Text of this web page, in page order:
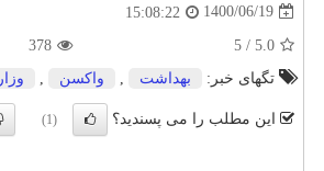
1400/06/19
15:08:22
5.0
/
5
378
تگهای خبر:
بهداشت واكسن
این مطلب را می پسندید؟ (1)